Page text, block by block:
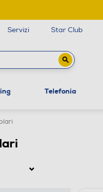
Servizi Star Club
Telefonia